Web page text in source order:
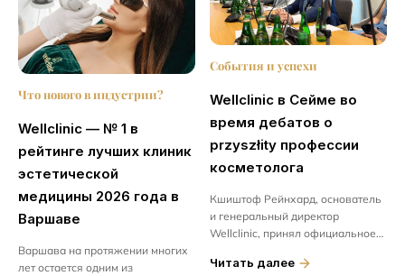
Что нового в индустрии?
Wellclinic — № 1 в
рейтинге лучших клиник
эстетической
медицины 2026 года в
Варшаве
Варшава на протяжении многих
лет остается одним из
События и успехи
Wellclinic в Сейме во
время дебатов о
przyszłity профессии
косметолога
Кшиштоф Рейнхард, основатель
и генеральный директор
Wellclinic, принял официальное
медицинские клиники на
Читать далее